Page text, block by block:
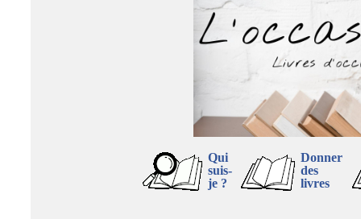
Qui
suis-
je ?
Donner
des
livres